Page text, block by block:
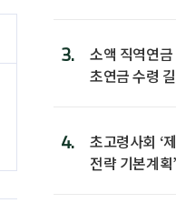
3.
소액 직역연
초연금 수령
4.
초고령사회 ‘
전략 기본계